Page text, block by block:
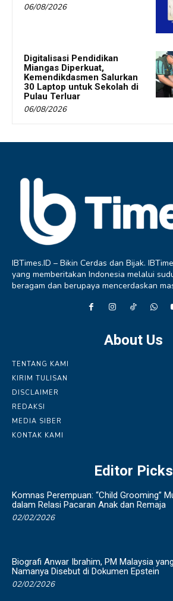
06/08/2026
Digitalisasi Pendidikan
Miangas Diperkuat,
Kemendikdasmen Salurkan
30 Laptop untuk Sekolah di
Pulau Terluar
06/08/2026
IBTimes.ID – Bikin Cerdas dan Bijak.
yang memberitakan Indonesia melalui
beragam dan berupaya mencerdaskan
About Us
TENTANG KAMI
KIRIM TULISAN
DISCLAIMER
REDAKSI
MEDIA SIBER
KONTAK KAMI
Editor Picks
Komnas Perempuan: “Child Grooming”
dalam Relasi Pacaran Anak dan Remaja
02/02/2026
Biografi Anwar Ibrahim, PM Malaysia yang
Namanya Disebut di Dokumen Epstein
02/02/2026